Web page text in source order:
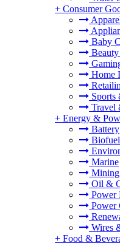
+ Consumer
Baby
Home
Sports
Travel
+ Energy &
Battery
Marine
Mining
Oil &
Power
Power
Wires
+ Food &